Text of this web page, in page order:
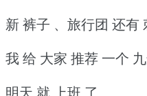
新 裤子 、旅行团 还有
我 给 大家 推荐 一个
明天 就 上班 了